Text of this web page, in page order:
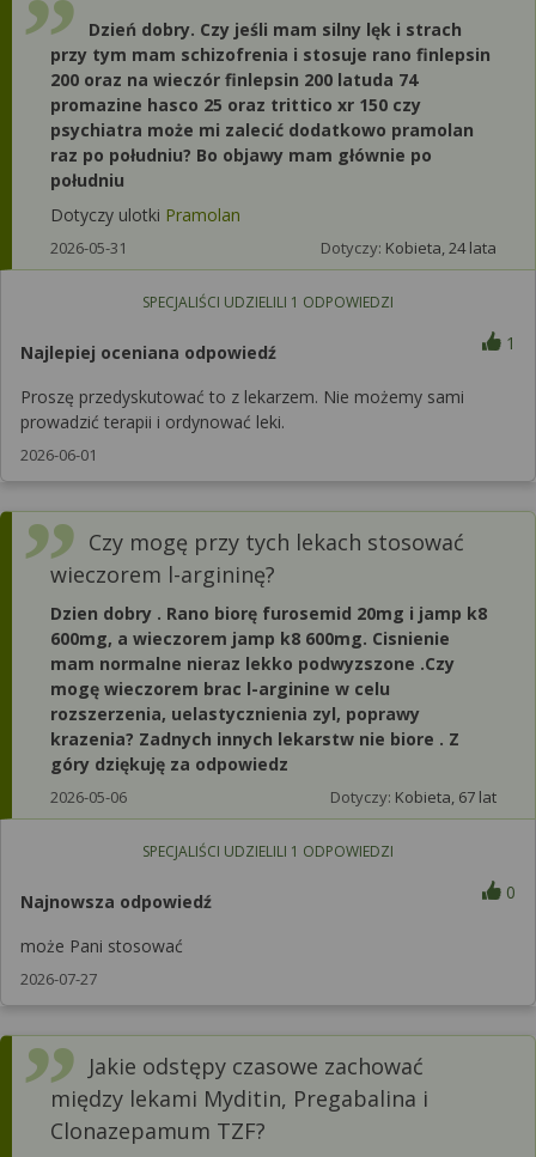
Dzień dobry. Czy jeśli mam silny lęk i strach
przy tym mam schizofrenia i stosuje rano finlepsin
200 oraz na wieczór finlepsin 200 latuda 74
promazine hasco 25 oraz trittico xr 150 czy
psychiatra może mi zalecić dodatkowo pramolan
raz po południu? Bo objawy mam głównie po
południu
Dotyczy ulotki Pramolan
2026-05-31 Dotyczy: Kobieta, 24 lata
SPECJALIŚCI UDZIELILI 1 ODPOWIEDZI
Najlepiej oceniana odpowiedź 1
Proszę przedyskutować to z lekarzem. Nie możemy sami
prowadzić terapii i ordynować leki.
2026-06-01
Czy mogę przy tych lekach stosować
wieczorem l-argininę?
Dzien dobry . Rano biorę furosemid 20mg i jamp k8
600mg, a wieczorem jamp k8 600mg. Cisnienie
mam normalne nieraz lekko podwyzszone .Czy
mogę wieczorem brac l-arginine w celu
rozszerzenia, uelastycznienia zyl, poprawy
krazenia? Zadnych innych lekarstw nie biore . Z
góry dziękuję za odpowiedz
2026-05-06 Dotyczy: Kobieta, 67 lat
SPECJALIŚCI UDZIELILI 1 ODPOWIEDZI
Najnowsza odpowiedź 0
może Pani stosować
2026-07-27
Jakie odstępy czasowe zachować
między lekami Myditin, Pregabalina i
Clonazepamum TZF?